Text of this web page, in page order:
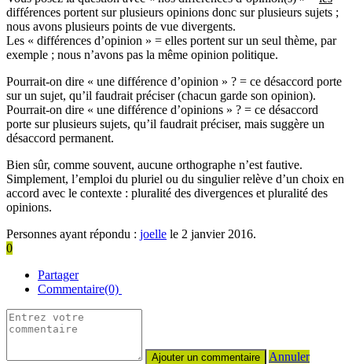
différences portent sur plusieurs opinions donc sur plusieurs sujets ;
nous avons plusieurs points de vue divergents.
Les « différences d’opinion » = elles portent sur un seul thème, par
exemple ; nous n’avons pas la même opinion politique.
Pourrait-on dire « une différence d’opinion » ? = ce désaccord porte
sur un sujet, qu’il faudrait préciser (chacun garde son opinion).
Pourrait-on dire « une différence d’opinions » ? = ce désaccord
porte sur plusieurs sujets, qu’il faudrait préciser, mais suggère un
désaccord permanent.
Bien sûr, comme souvent, aucune orthographe n’est fautive.
Simplement, l’emploi du pluriel ou du singulier relève d’un choix en
accord avec le contexte : pluralité des divergences et pluralité des
opinions.
Personnes ayant répondu : joelle le 2 janvier 2016.
0
Partager
Commentaire(0)
Annuler